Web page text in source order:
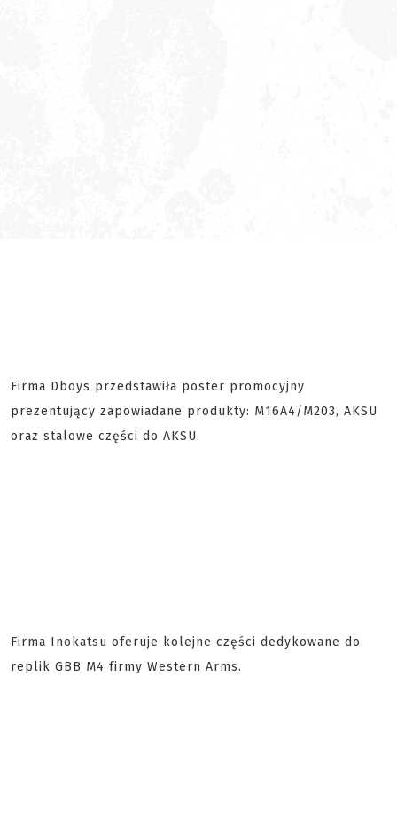
Firma Dboys przedstawiła poster promocyjny
prezentujący zapowiadane produkty: M16A4/M203, AKSU
oraz stalowe części do AKSU.
Firma Inokatsu oferuje kolejne części dedykowane do
replik GBB M4 firmy Western Arms.